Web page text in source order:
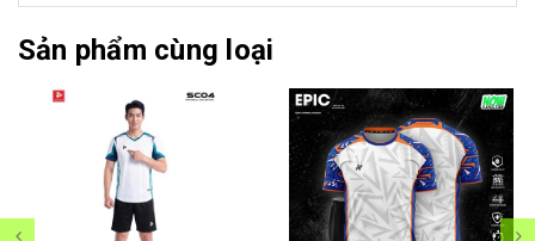
Sản phẩm cùng loại